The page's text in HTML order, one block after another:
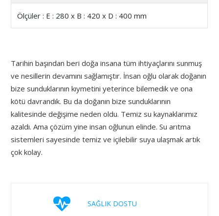
Ölçüler : E : 280 x B : 420 x D : 400 mm
Tarihin başından beri doğa insana tüm ihtiyaçlarını sunmuş
ve nesillerin devamını sağlamıştır. İnsan oğlu olarak doğanın
bize sunduklarının kıymetini yeterince bilemedik ve ona
kötü davrandık. Bu da doğanın bize sunduklarının
kalitesinde değişime neden oldu. Temiz su kaynaklarımız
azaldı. Ama çözüm yine insan oğlunun elinde. Su arıtma
sistemleri sayesinde temiz ve içilebilir suya ulaşmak artık
çok kolay.
SAĞLIK DOSTU